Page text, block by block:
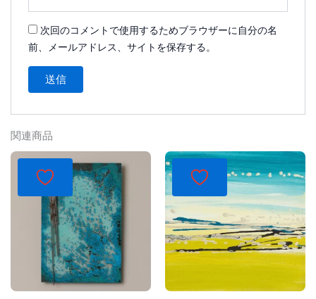
次回のコメントで使用するためブラウザーに自分の名
前、メールアドレス、サイトを保存する。
関連商品